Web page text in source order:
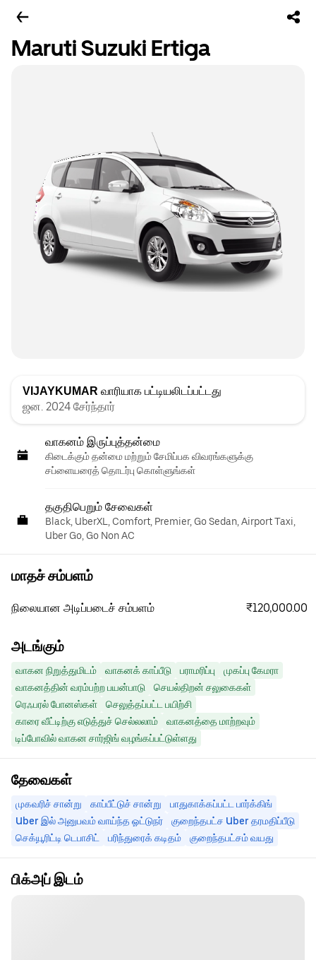
Maruti Suzuki Ertiga
VIJAYKUMAR வாரியாக பட்டியலிடப்பட்டது
ஜன. 2024 சேர்ந்தார்
வாகனம் இருப்புத்தன்மை
கிடைக்கும் தன்மை மற்றும் சேமிப்பக விவரங்களுக்கு
சப்ளையரைத் தொடர்பு கொள்ளுங்கள்
தகுதிபெறும் சேவைகள்
Black, UberXL, Comfort, Premier, Go Sedan, Airport Taxi,
Uber Go, Go Non AC
மாதச் சம்பளம்
நிலையான அடிப்படைச் சம்பளம் ₹120,000.00
அடங்கும்
வாகன நிறுத்துமிடம் வாகனக் காப்பீடு பராமரிப்பு
முகப்பு கேமரா
வாகனத்தின் வரம்பற்ற பயன்பாடு
செயல்திறன் சலுகைகள்
ரெஃபரல் போனஸ்கள்
செலுத்தப்பட்ட பயிற்சி
காரை வீட்டிற்கு எடுத்துச் செல்லலாம்
வாகனத்தை மாற்றவும்
டிப்போவில் வாகன சார்ஜிங் வழங்கப்பட்டுள்ளது
தேவைகள்
முகவரிச் சான்று காப்பீட்டுச் சான்று
பாதுகாக்கப்பட்ட பார்க்கிங்
Uber இல் அனுபவம் வாய்ந்த ஓட்டுநர்
குறைந்தபட்ச Uber தரமதிப்பீடு
செக்யூரிட்டி டெபாசிட்
பரிந்துரைக் கடிதம் குறைந்தபட்சம் வயது
பிக்அப் இடம்